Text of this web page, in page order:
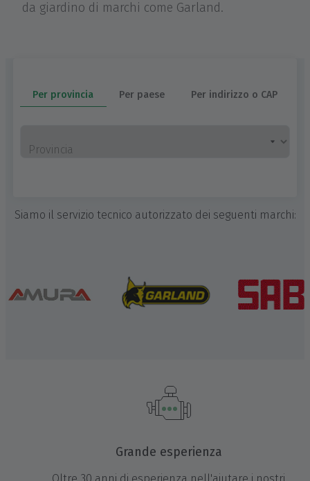
da giardino di marchi come Garland.
Per provincia Per paese Per indirizzo o CAP
Provincia
Siamo il servizio tecnico autorizzato dei seguenti marchi:
Grande esperienza
Oltre 30 anni di esperienza nell'aiutare i nostri